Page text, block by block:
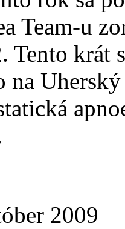
Team-u
Tento krát
2009